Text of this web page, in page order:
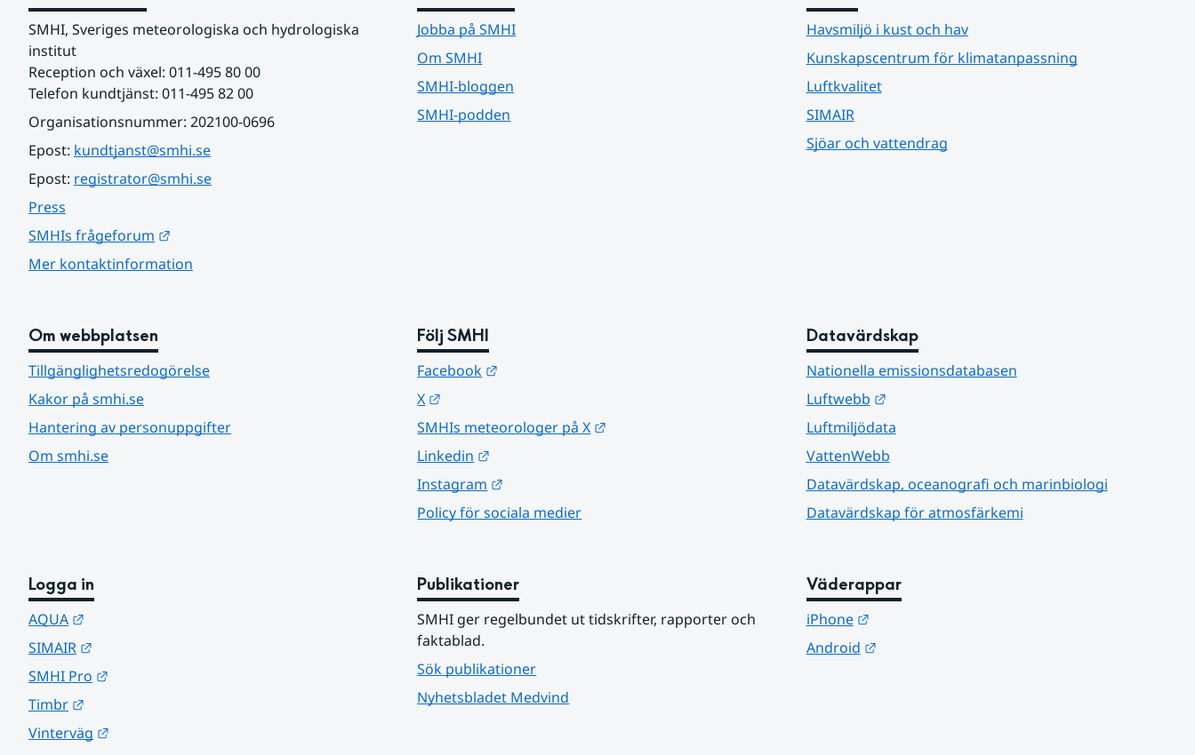
SMHI, Sveriges meteorologiska och hydrologiska
institut
Reception och växel: 011-495 80 00
Telefon kundtjänst: 011-495 82 00
Organisationsnummer: 202100-0696
Epost: kundtjanst@smhi.se
Epost: registrator@smhi.se
Press
SMHIs frågeforum
Mer kontaktinformation
Jobba på SMHI
Om SMHI
SMHI-bloggen
SMHI-podden
Havsmiljö i kust och hav
Kunskapscentrum för klimatanpassning
Luftkvalitet
SIMAIR
Sjöar och vattendrag
Om webbplatsen
Tillgänglighetsredogörelse
Kakor på smhi.se
Hantering av personuppgifter
Om smhi.se
Följ SMHI
Facebook
X
SMHIs meteorologer på X
Linkedin
Instagram
Policy för sociala medier
Datavärdskap
Nationella emissionsdatabasen
Luftwebb
Länk till annan webbplats.
Luftmiljödata
VattenWebb
Datavärdskap, oceanografi och marinbiologi
Datavärdskap för atmosfärkemi
Logga in
AQUA
SIMAIR
SMHI Pro
Timbr
Vinterväg
Publikationer
SMHI ger regelbundet ut tidskrifter, rapporter och
faktablad.
Sök publikationer
Nyhetsbladet Medvind
Väderappar
iPhone
Länk till annan webbplats.
Android
Länk till annan webbplats.